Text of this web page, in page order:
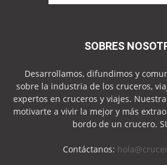
SOBRES
Desarrollamos, difundimos y
sobre la industria de los cruceros,
expertos en cruceros y viajes.
motivarte a vivir la mejor y más
bordo de un crucero.
Contáctanos: